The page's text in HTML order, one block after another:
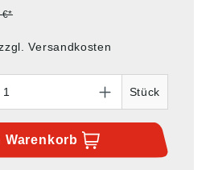
€*
Versandkosten
Stück
Warenkorb